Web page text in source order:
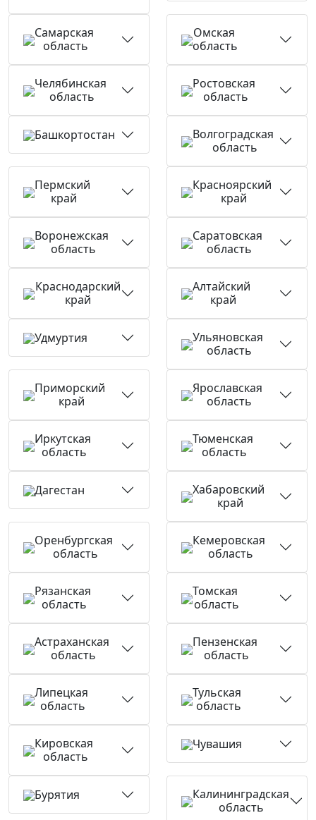
Самарская
область
Омская
область
Челябинская
область
Ростовская
область
Башкортостан
Волгоградская
область
Пермский
край
Красноярский
край
Воронежская
область
Саратовская
область
Краснодарский
край
Алтайский
край
Удмуртия
Ульяновская
область
Приморский
край
Ярославская
область
Иркутская
область
Тюменская
область
Дагестан
Хабаровский
край
Оренбургская
область
Кемеровская
область
Рязанская
область
Томская
область
Астраханская
область
Пензенская
область
Липецкая
область
Тульская
область
Кировская
область
Чувашия
Бурятия
Калининградская
область